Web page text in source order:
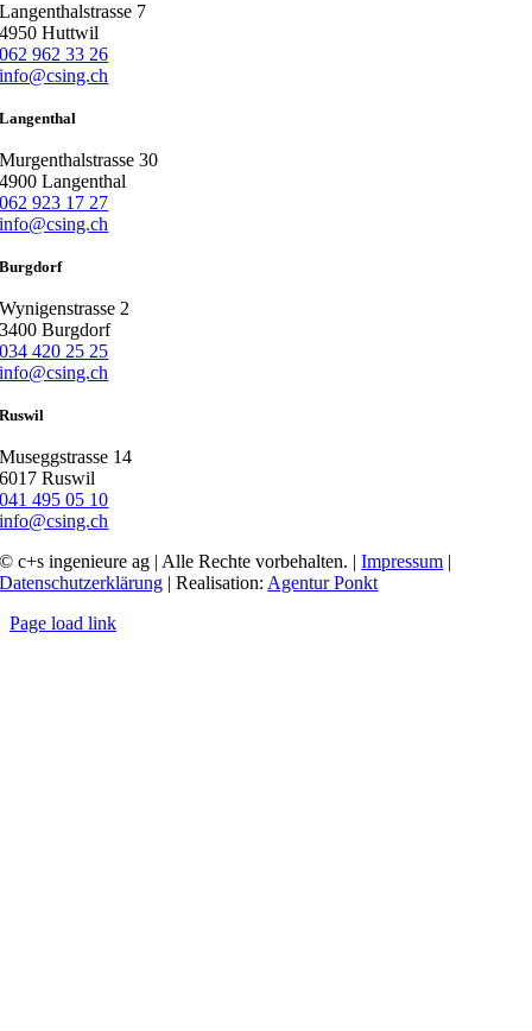
Langenthalstrasse 7
4950 Huttwil
062 962 33 26
info@csing.ch
Langenthal
Murgenthalstrasse 30
4900 Langenthal
062 923 17 27
info@csing.ch
Burgdorf
Wynigenstrasse 2
3400 Burgdorf
034 420 25 25
info@csing.ch
Ruswil
Museggstrasse 14
6017 Ruswil
041 495 05 10
info@csing.ch
© c+s ingenieure ag | Alle Rechte vorbehalten. |Impressum |
Datenschutzerklärung | Realisation: Agentur Ponkt
Page load link